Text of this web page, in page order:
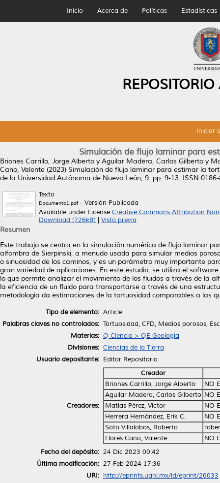
Inicio Acerca de Políticas Estadísticas
Iniciar
Simulación de flujo laminar para
Briones Carrillo, Jorge Alberto y Aguilar Madera, Carlos Gilberto y
Cano, Valente (2023) Simulación de flujo laminar para estimar la
de la Universidad Autónoma de Nuevo León, 9. pp. 9-13. ISSN
Texto
Documento1.pdf- Versión Publicada
Available under License Creative Commons Attribution
Download (726kB)
Vista previa
Resumen
Este trabajo se centra en la simulación numérica de flujo laminar
alfombra de Sierpinski, a menudo usada para simular medios
o sinuosidad de los caminos, y es un parámetro muy importante
gran variedad de aplicaciones. En este estudio, se utiliza el
lo que permite analizar el movimiento de los fluidos a través de la
la eficiencia de un fluido para transportarse a través de una
metodología da estimaciones de la tortuosidad comparables a las
Tipo de elemento: Article
Palabras claves no controlados: Tortuosidad, CFD, Medios porosos,
Materias: Q Ciencia > QE Geología
Divisiones: Ciencias de la Tierra
Usuario depositante: Editor Repositorio
Creadores:
Creador
Briones Carrillo, Jorge Alberto
NO
Aguilar Madera, Carlos Gilberto NO
Matías Pérez, Víctor
NO
Herrera Hernández, Erik C.
NO
Soto Villalobos, Roberto
Flores Cano, Valente
NO
Fecha del depósito: 24 Dic 2023 00:42
Última modificación: 27 Feb 2024 17:36
URI: http://eprints.uanl.mx/id/eprint/26033